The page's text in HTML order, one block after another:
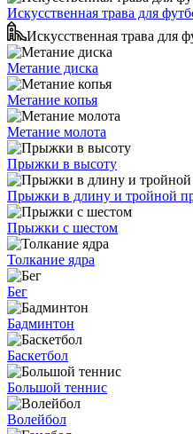
Искусственная трава для
Искусственная трава для
Метание диска
Метание копья
Метание молота
Прыжки в высоту
Прыжки в длину и тройной
Прыжки с шестом
Толкание ядра
Бег
Бадминтон
Баскетбол
Большой теннис
Волейбол